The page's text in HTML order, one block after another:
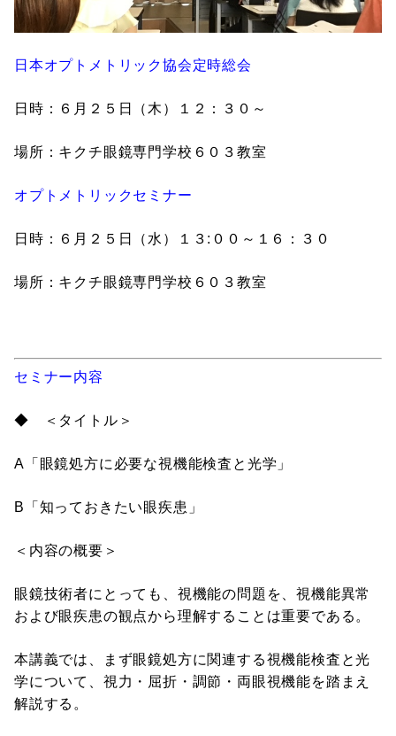
日本オプトメトリック協会定時総会
日時：６月２５日（木）１２：３０～
場所：キクチ眼鏡専門学校６０３教室
オプトメトリックセミナー
日時：６月２５日（水）１３:００～１６：３０
場所：キクチ眼鏡専門学校６０３教室
セミナー内容
◆ ＜タイトル＞
A「眼鏡処方に必要な視機能検査と光学」
B「知っておきたい眼疾患」
＜内容の概要＞
眼鏡技術者にとっても、視機能の問題を、視機能異常
および眼疾患の観点から理解することは重要である。
本講義では、まず眼鏡処方に関連する視機能検査と光
学について、視力・屈折・調節・両眼視機能を踏まえ
解説する。